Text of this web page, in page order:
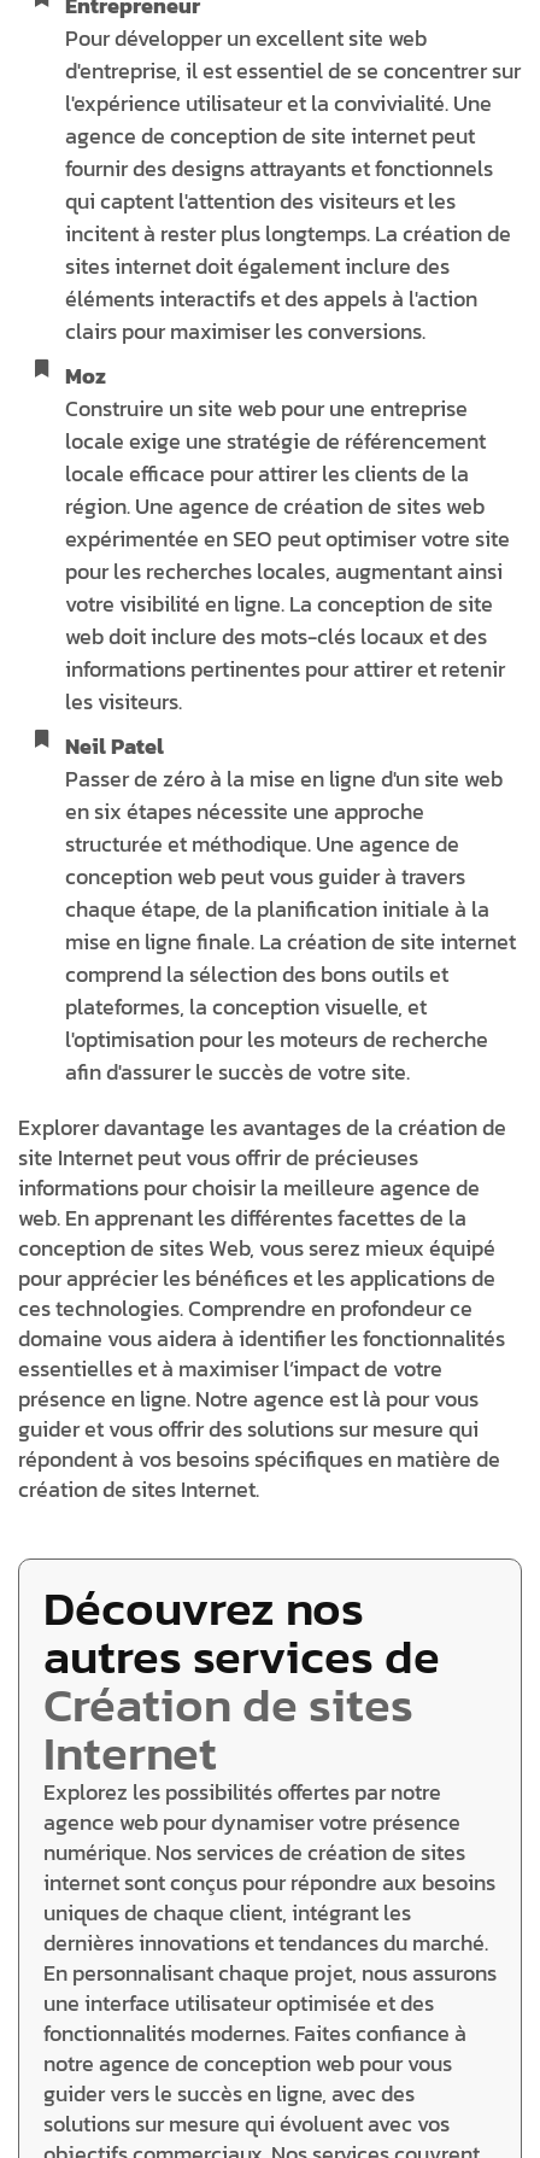
Pour développer un excellent site web
d'entreprise, il est essentiel de se concentrer sur
l'expérience utilisateur et la convivialité. Une
agence de conception de site internet peut
fournir des designs attrayants et fonctionnels
qui captent l'attention des visiteurs et les
incitent à rester plus longtemps. La création de
sites internet doit également inclure des
éléments interactifs et des appels à l'action
clairs pour maximiser les conversions.
Moz
Construire un site web pour une entreprise
locale exige une stratégie de référencement
locale efficace pour attirer les clients de la
région. Une agence de création de sites web
expérimentée en SEO peut optimiser votre site
pour les recherches locales, augmentant ainsi
votre visibilité en ligne. La conception de site
web doit inclure des mots-clés locaux et des
informations pertinentes pour attirer et retenir
les visiteurs.
Neil Patel
Passer de zéro à la mise en ligne d'un site web
en six étapes nécessite une approche
structurée et méthodique. Une agence de
conception web peut vous guider à travers
chaque étape, de la planification initiale à la
mise en ligne finale. La création de site internet
comprend la sélection des bons outils et
plateformes, la conception visuelle, et
l'optimisation pour les moteurs de recherche
afin d'assurer le succès de votre site.
Explorer davantage les avantages de la création de
site Internet peut vous offrir de précieuses
informations pour choisir la meilleure agence de
web. En apprenant les différentes facettes de la
conception de sites Web, vous serez mieux équipé
pour apprécier les bénéfices et les applications de
ces technologies. Comprendre en profondeur ce
domaine vous aidera à identifier les fonctionnalités
essentielles et à maximiser l’impact de votre
présence en ligne. Notre agence est là pour vous
guider et vous offrir des solutions sur mesure qui
répondent à vos besoins spécifiques en matière de
création de sites Internet.
Découvrez nos
autres services de
Création de sites
Internet
Explorez les possibilités offertes par notre
agence web pour dynamiser votre présence
numérique. Nos services de création de sites
internet sont conçus pour répondre aux besoins
uniques de chaque client, intégrant les
dernières innovations et tendances du marché.
En personnalisant chaque projet, nous assurons
une interface utilisateur optimisée et des
fonctionnalités modernes. Faites confiance à
notre agence de conception web pour vous
guider vers le succès en ligne, avec des
solutions sur mesure qui évoluent avec vos